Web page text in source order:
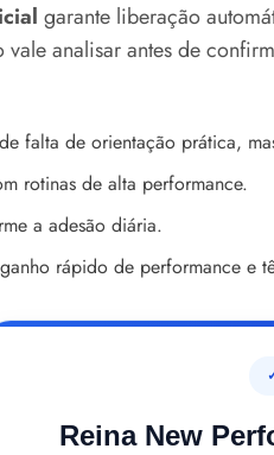
garante liberação
analisar antes de
falta de orientação prática,
rotinas de alta performance.
a adesão diária.
ganho rápido de performance e
Reina New